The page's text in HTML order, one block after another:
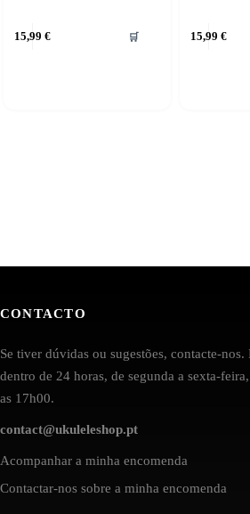
15,99 € 🛒 15,99 €
CONTACTO
Se tiver dúvidas ou sugestões, contacte-nos.
dentro de 24 horas, de segunda a sexta-
as 17h00.
contact@ukuleleshop.pt
Acompanhar a minha encomenda
Contactar-nos sobre a minha encomenda